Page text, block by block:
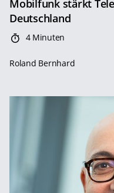
Mobilfunk stärkt
Deutschland
4 Minuten
Roland Bernhard